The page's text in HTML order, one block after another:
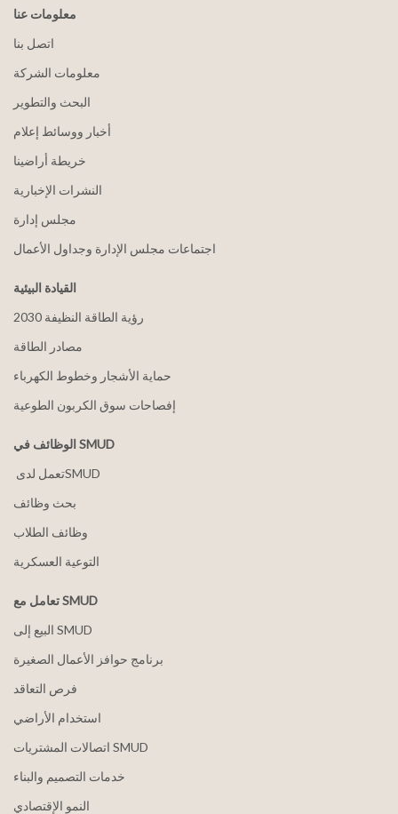
معلومات عنا
اتصل بنا
معلومات الشركة
البحث والتطوير
أخبار ووسائط إعلام
خريطة أراضينا
النشرات الإخبارية
مجلس إدارة
اجتماعات مجلس الإدارة وجداول الأعمال
القيادة البيئية
2030 رؤية الطاقة النظيفة
مصادر الطاقة
حماية الأشجار وخطوط الكهرباء
إفصاحات سوق الكربون الطوعية
الوظائف في SMUD
بحث وظائف
وظائف الطلاب
التوعية العسكرية
تعامل مع SMUD
البيع إلى SMUD
برنامج حوافز الأعمال الصغيرة
فرص التعاقد
استخدام الأراضي
اتصالات المشتريات SMUD
خدمات التصميم والبناء
النمو الإقتصادي